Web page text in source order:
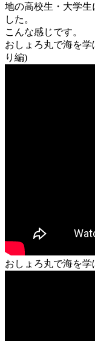
地の高校生・大学生
した。
こんな感じです。
おしょろ丸で海を学
り編)
おしょろ丸で海を学